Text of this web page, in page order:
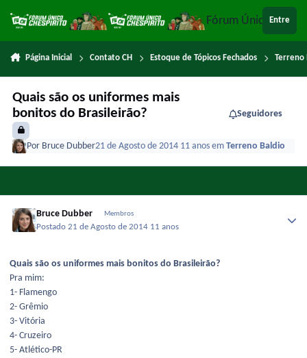
Fórum ÚnicoEntre
Página Inicial Contato CH Estoque de Tópicos Fechados
Quais são os uniformes mais
bonitos do Brasileirão?
Seguidores
Por Bruce Dubber21 de Agosto de 2014 11 anosemTerreno Baldio
Bruce Dubber Membros
Postado21 de Agosto de 2014 11 anos
Quais são os uniformes mais bonitos do Brasileirão?
Pra mim:
1- Flamengo
2- Grêmio
3- Vitória
4- Cruzeiro
5- Atlético-PR